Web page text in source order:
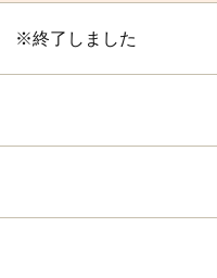
※終了しました